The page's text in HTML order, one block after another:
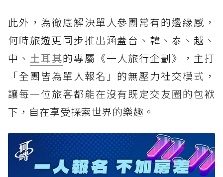
此外，為徹底解決單人參團常有的邊緣感，
何時旅遊更同步推出涵蓋台、韓、泰、越、
中、 土耳其的專屬《一人旅行企劃》，主打
「全團皆為單人報名」的無壓力社交模式，
讓每一位旅客都能在沒有既定交友圈的包袱
下，自在享受探索世界的樂趣。